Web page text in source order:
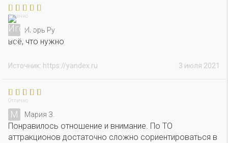
Отлично
Игорь Ру
всё, что нужно
3 июля 2021
Источник: https://yandex.ru
Отлично
М Мария З.
Понравилось отношение и внимание. По ТО
аттракционов достаточно сложно сориентироваться в